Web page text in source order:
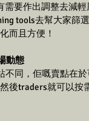
需要作出調整去減
tools去幫大家篩
而且方便！
動態
同，佢嘅賣點在
後traders就可以按